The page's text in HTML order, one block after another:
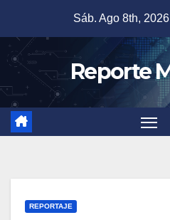
contenido
Sáb. Ago 8th, 2026
Reporte
REPORTAJE